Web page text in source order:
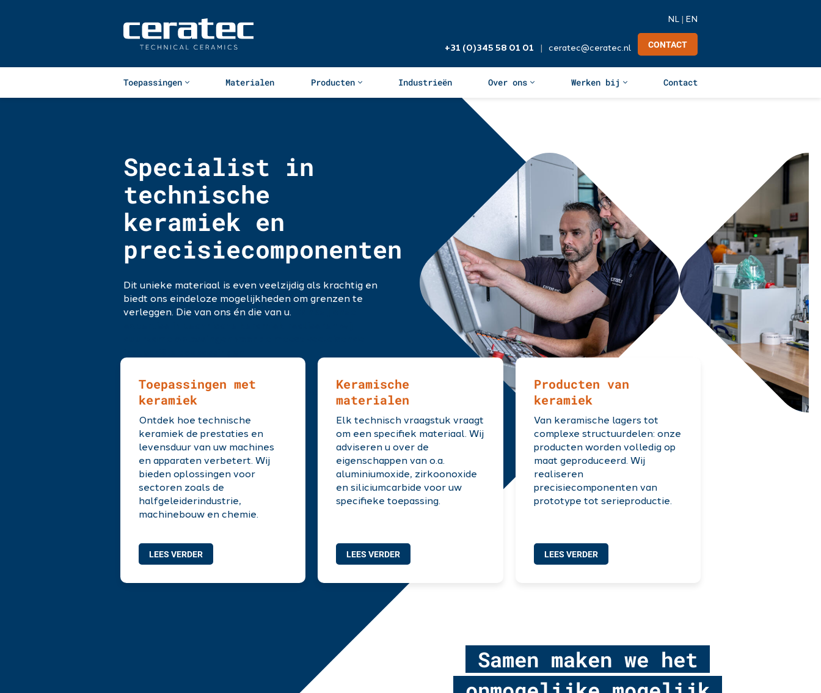
NL | EN
+31 (0)345 58 01 01 |‬ ceratec@ceratec.nl CONTACT
Toepassingen Materialen Producten Industrieën Over ons Werken bij Contact
Specialist in
technische
keramiek en
precisiecomponenten
Dit unieke materiaal is even veelzijdig als krachtig en
biedt ons eindeloze mogelijkheden om grenzen te
verleggen. Die van ons én die van u.
ONTDEK WIE WE ZIJN of bel direct 0345-580 101
Toepassingen met
keramiek
Ontdek hoe technische
keramiek de prestaties en
levensduur van uw machines
en apparaten verbetert. Wij
bieden oplossingen voor
sectoren zoals de
halfgeleiderindustrie,
machinebouw en chemie.
LEES VERDER
Keramische
materialen
Elk technisch vraagstuk vraagt
om een specifiek materiaal. Wij
adviseren u over de
eigenschappen van o.a.
aluminiumoxide, zirkoonoxide
en siliciumcarbide voor uw
specifieke toepassing.
LEES VERDER
Producten van
keramiek
Van keramische lagers tot
complexe structuurdelen: onze
producten worden volledig op
maat geproduceerd. Wij
realiseren
precisiecomponenten van
prototype tot serieproductie.
LEES VERDER
Samen maken we het